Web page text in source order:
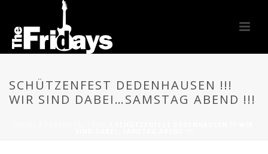
SCHÜTZENFEST DEDENHAUSEN !!!
WIR SIND DABEI…SAMSTAG ABEND !!!